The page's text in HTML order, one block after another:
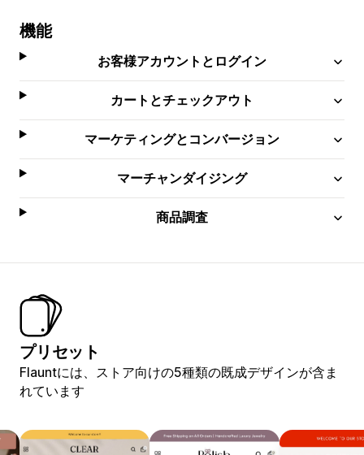
機能
お客様アカウントとログイン
カートとチェックアウト
マーケティングとコンバージョン
マーチャンダイジング
商品調査
プリセット
Flauntには、ストア向けの5種類の既成デザインが含ま
れています